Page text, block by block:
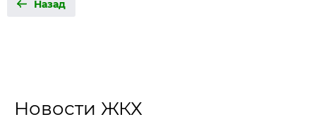
Назад
Новости ЖКХ